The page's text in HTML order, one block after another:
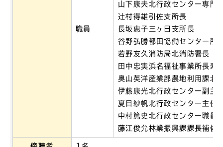
職員
山下康夫北行政センター専門
辻村得雄引佐支所長
長坂恵子三ヶ日支所長
谷野弘勝都田協働センター所
若野友久消防局北消防署長
田中忠実浜名福祉事業所長寿
奥山英洋産業部農地利用課北
伊藤康光北行政センター副主
夏目紗帆北行政センター主任
中村篤史北行政センター職員
藤江俊允林業振興課課長補佐